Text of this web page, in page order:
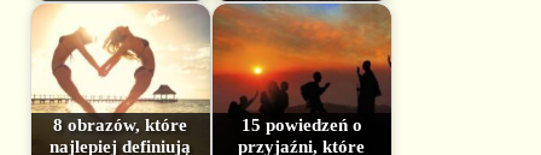
8 obrazów, które
najlepiej definiują
15 powiedzeń o
przyjaźni, które